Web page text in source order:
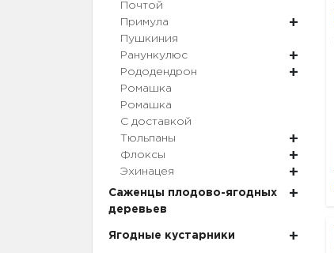
Почтой
Примула
Пушкиния
Ранункулюс
Рододендрон
Ромашка
Ромашка
С доставкой
Тюльпаны
Флоксы
Эхинацея
Саженцы плодово-ягодных
деревьев
Ягодные кустарники